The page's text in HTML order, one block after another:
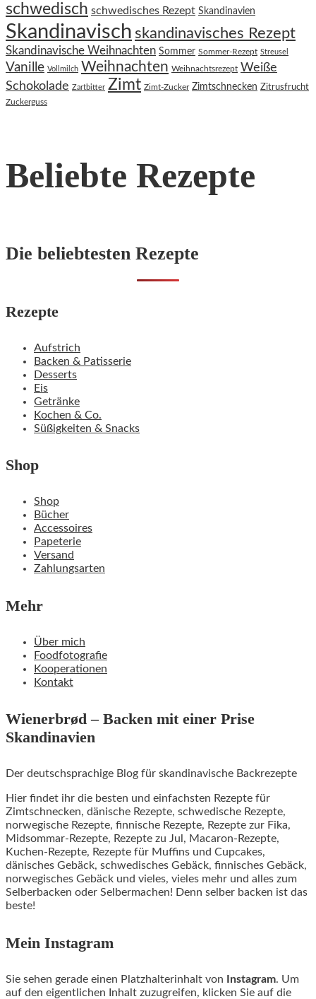
schwedisch schwedisches Rezept Skandinavien
Skandinavisch skandinavisches Rezept
Skandinavische Weihnachten Sommer Sommer-Rezept Streusel
Vanille Vollmilch Weihnachten Weihnachtsrezept Weiße
Schokolade Zartbitter Zimt Zimt-Zucker Zimtschnecken Zitrusfrucht
Zuckerguss
Beliebte Rezepte
Die beliebtesten Rezepte
Rezepte
Aufstrich
Backen & Patisserie
Desserts
Eis
Getränke
Kochen & Co.
Süßigkeiten & Snacks
Shop
Shop
Bücher
Accessoires
Papeterie
Versand
Zahlungsarten
Mehr
Über mich
Foodfotografie
Kooperationen
Kontakt
Wienerbrød – Backen mit einer Prise
Skandinavien
Der deutschsprachige Blog für skandinavische Backrezepte
Hier findet ihr die besten und einfachsten Rezepte für
Zimtschnecken, dänische Rezepte, schwedische Rezepte,
norwegische Rezepte, finnische Rezepte, Rezepte zur Fika,
Midsommar-Rezepte, Rezepte zu Jul, Macaron-Rezepte,
Kuchen-Rezepte, Rezepte für Muffins und Cupcakes,
dänisches Gebäck, schwedisches Gebäck, finnisches Gebäck,
norwegisches Gebäck und vieles, vieles mehr und alles zum
Selberbacken oder Selbermachen! Denn selber backen ist das
beste!
Mein Instagram
Sie sehen gerade einen Platzhalterinhalt von Instagram. Um
auf den eigentlichen Inhalt zuzugreifen, klicken Sie auf die